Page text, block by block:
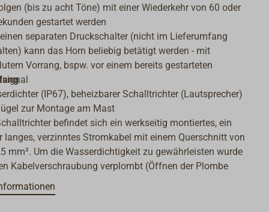
(bis zu acht Töne) mit einer Wiederkehr von 60 oder
gestartet werden
separaten Druckschalter (nicht im Lieferumfang
kann das Horn beliebig betätigt werden - mit
Vorrang, bspw. vor einem bereits gestarteten
(IP67), beheizbarer Schalltrichter (Lautsprecher)
zur Montage am Mast
befindet sich ein werkseitig montiertes, ein
langes, verzinntes Stromkabel mit einem Querschnitt von
mm². Um die Wasserdichtigkeit zu gewährleisten wurde
Kabelverschraubung verplombt (Öffnen der Plombe
Garantieverlust). Die benötigte Kabellänge bis zur
muss an dieses Kabel angeschlossen werden